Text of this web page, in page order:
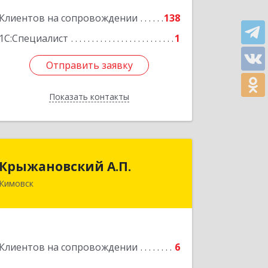
Клиентов на сопровождении
138
1С:Специалист
1
Отправить заявку
Показать контакты
Отправить заявку
Назад
Крыжановский А.П.
Кимовск
Клиентов на сопровождении 6
Крыжановский А.П.
301720, Тульская область, г.Кимовск ,